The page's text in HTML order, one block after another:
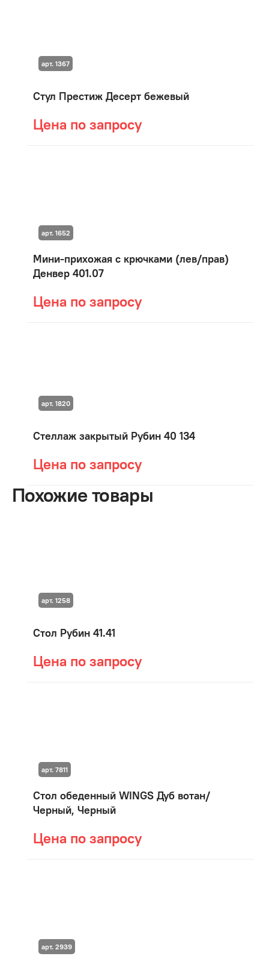
Стул Престиж Десерт бежевый
Цена по запросу
арт. 1367
Мини-прихожая с крючками (лев/прав)
Денвер 401.07
Цена по запросу
арт. 1652
Стеллаж закрытый Рубин 40 134
Цена по запросу
арт. 1820
Похожие товары
Стол Рубин 41.41
Цена по запросу
арт. 1258
Стол обеденный WINGS Дуб вотан/
Черный, Черный
Цена по запросу
арт. 7811
арт. 2939